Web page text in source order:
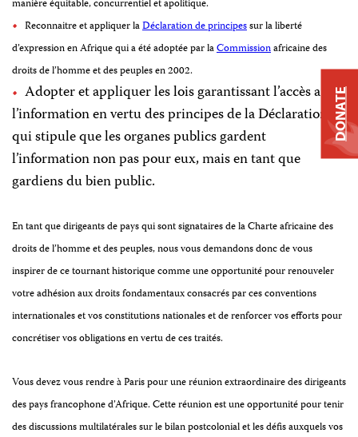
manière équitable, concurrentiel et apolitique.
Reconnaitre et appliquer laDéclaration de principessur la liberté
d’expression en Afrique qui a été adoptée par laCommissionafricaine des
droits de l’homme et des peuples en 2002.
Adopter et appliquer les lois garantissant l’accès a
l’information en vertu des principes de la Déclaration,
qui stipule que les organes publics gardent
l’information non pas pour eux, mais en tant que
gardiens du bien public.
En tant que dirigeants de pays qui sont signataires de laCharte africaine des
droits de l’homme et des peuples, nous vous demandons donc de vous
inspirer de ce tournant historique comme une opportunité pour renouveler
votre adhésion aux droits fondamentaux consacrés par ces conventions
internationales et vos constitutions nationales et de renforcer vos efforts pour
concrétiser vos obligations en vertu deces traités.
Vous devez vous rendre à Paris pour une réunion extraordinaire des dirigeants
des pays francophone d’Afrique. Cette réunionest une opportunité pour tenir
des discussions multilatérales sur le bilan postcolonial et les défis auxquels vos
DONATE